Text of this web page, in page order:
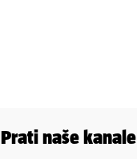
Prati naše kanale